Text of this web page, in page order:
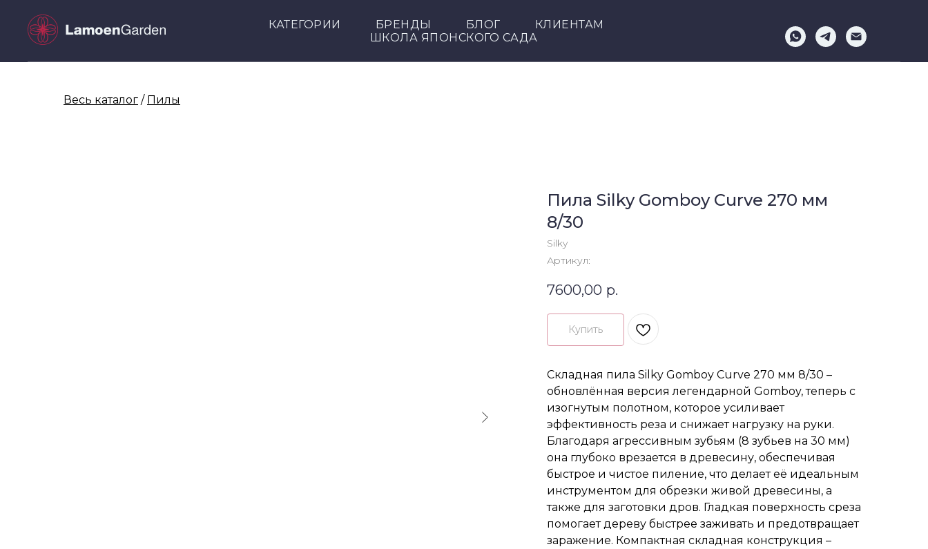
КАТЕГОРИИ БРЕНДЫ БЛОГ
КЛИЕНТАМ
ШКОЛА ЯПОНСКОГО САДА
Весь каталог / Пилы
Пила Silky Gomboy Curve 270 мм
8/30
Silky
Артикул:
7600,00 р.
Купить
Складная пила Silky Gomboy Curve 270 мм 8/30 –
обновлённая версия легендарной Gomboy, теперь с
изогнутым полотном, которое усиливает
эффективность реза и снижает нагрузку на руки.
Благодаря агрессивным зубьям (8 зубьев на 30 мм)
она глубоко врезается в древесину, обеспечивая
быстрое и чистое пиление, что делает её идеальным
инструментом для обрезки живой древесины, а
также для заготовки дров. Гладкая поверхность среза
помогает дереву быстрее заживать и предотвращает
заражение. Компактная складная конструкция –